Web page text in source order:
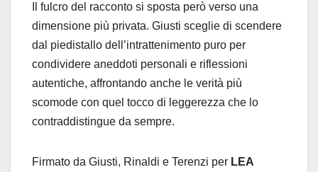
Il fulcro del racconto si sposta però verso una
dimensione più privata. Giusti sceglie di scendere
dal piedistallo dell’intrattenimento puro per
condividere aneddoti personali e riflessioni
autentiche, affrontando anche le verità più
scomode con quel tocco di leggerezza che lo
contraddistingue da sempre.
Firmato da Giusti, Rinaldi e Terenzi per LEA